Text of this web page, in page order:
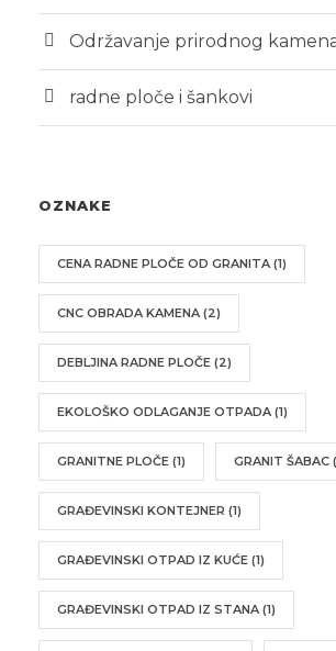
Održavanje prirodnog
radne ploče i šankovi
OZNAKE
CENA RADNE PLOČE OD GRANITA (1)
CNC OBRADA KAMENA (2)
DEBLJINA RADNE PLOČE (2)
EKOLOŠKO ODLAGANJE OTPADA (1)
GRANITNE PLOČE (1) GRANIT ŠABAC
GRAĐEVINSKI KONTEJNER (1)
GRAĐEVINSKI OTPAD IZ KUĆE (1)
GRAĐEVINSKI OTPAD IZ STANA (1)